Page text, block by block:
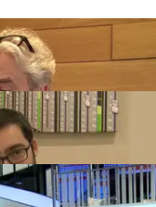
de
más
más complicado